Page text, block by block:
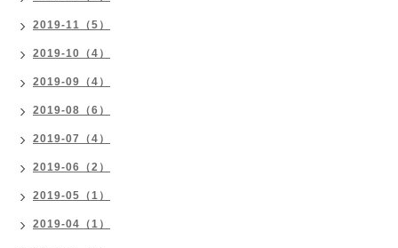
2019-11（5）
2019-10（4）
2019-09（4）
2019-08（6）
2019-07（4）
2019-06（2）
2019-05（1）
2019-04（1）